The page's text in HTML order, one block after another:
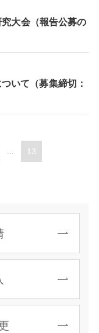
大会（報告公募の
いて（募集締切：
... 13